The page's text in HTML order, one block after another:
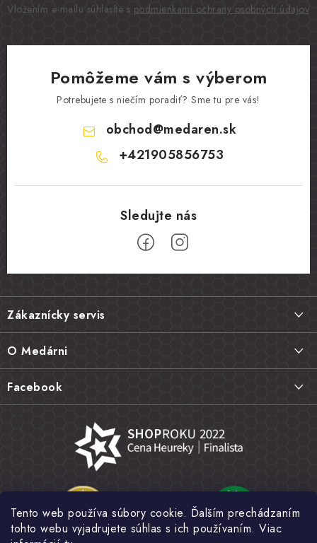
Tento web používa súbory cookie. Ďalším prechádzaním
tohto webu vyjadrujete súhlas s ich používaním. Viac
Vložením e-mailu súhlasíte s podmienkami ochrany osobných údajov
Pomôžeme vám s výberom
Potrebujete s niečím poradiť? Sme tu pre vás!
obchod@medaren.sk
+421905856753
Z
á
p
ä
e
Zákaznícky servis
Vrátenie tovaru, výmena a reklamácie
Najčastejšie otázky FAQ
Hodnotenie obchodu
Obchodné podmienky
Ochrana osobných údajov
O Medárni
Náš príbeh
Kamenná predajňa
Fotogaléria
Novinky
Facebook